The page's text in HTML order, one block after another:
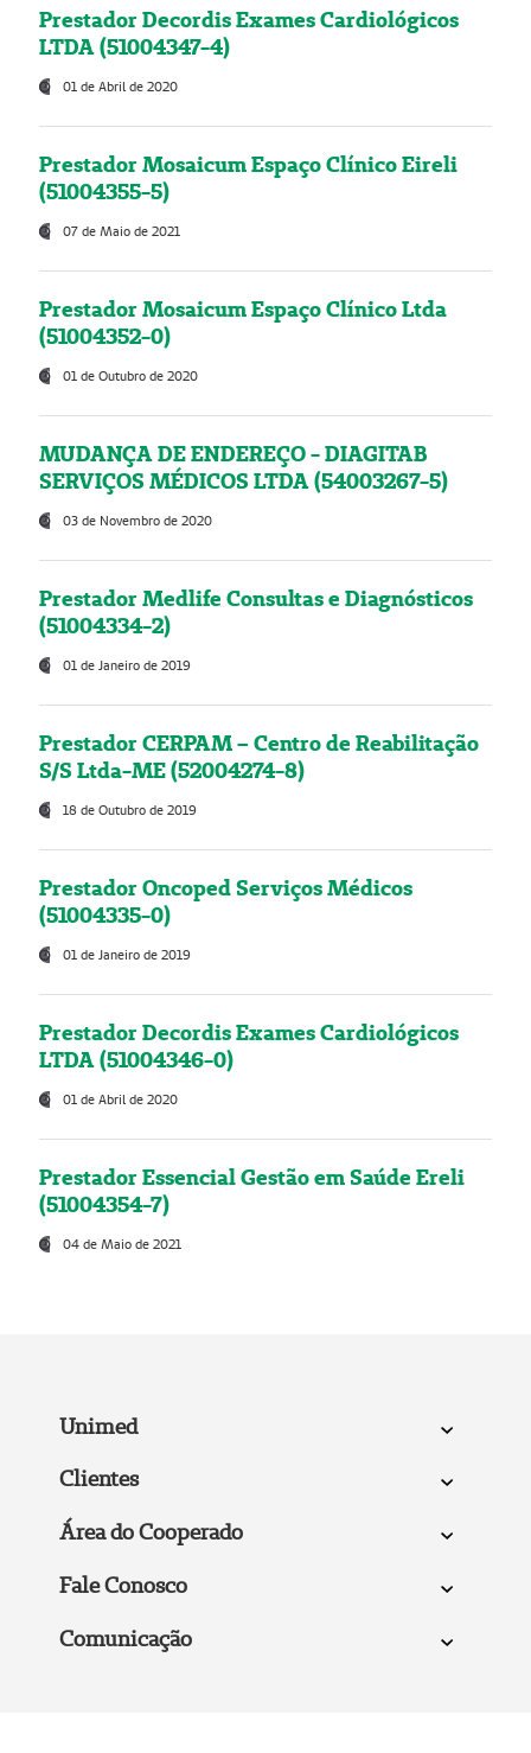
Prestador Decordis Exames Cardiológicos
LTDA (51004347-4)
01 de Abril de 2020
Prestador Mosaicum Espaço Clínico Eireli
(51004355-5)
07 de Maio de 2021
Prestador Mosaicum Espaço Clínico Ltda
(51004352-0)
01 de Outubro de 2020
MUDANÇA DE ENDEREÇO - DIAGITAB
SERVIÇOS MÉDICOS LTDA (54003267-5)
03 de Novembro de 2020
Prestador Medlife Consultas e Diagnósticos
(51004334-2)
01 de Janeiro de 2019
Prestador CERPAM – Centro de Reabilitação
S/S Ltda-ME (52004274-8)
18 de Outubro de 2019
Prestador Oncoped Serviços Médicos
(51004335-0)
01 de Janeiro de 2019
Prestador Decordis Exames Cardiológicos
LTDA (51004346-0)
01 de Abril de 2020
Prestador Essencial Gestão em Saúde Ereli
(51004354-7)
04 de Maio de 2021
Unimed
Clientes
Área do Cooperado
Fale Conosco
Comunicação